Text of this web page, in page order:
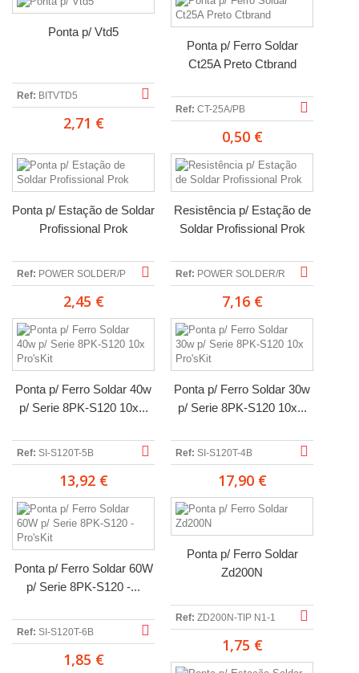
Ponta p/ Vtd5
Ref: BITVTD5
2,71 €
Ponta p/ Ferro Soldar
Ct25A Preto Ctbrand
Ref: CT-25A/PB
0,50 €
Ponta p/ Estação de Soldar
Profissional Prok
Ref: POWER SOLDER/P
2,45 €
Resistência p/ Estação de
Soldar Profissional Prok
Ref: POWER SOLDER/R
7,16 €
Ponta p/ Ferro Soldar 40w
p/ Serie 8PK-S120 10x...
Ref: SI-S120T-5B
13,92 €
Ponta p/ Ferro Soldar 30w
p/ Serie 8PK-S120 10x...
Ref: SI-S120T-4B
17,90 €
Ponta p/ Ferro Soldar 60W
p/ Serie 8PK-S120 -...
Ref: SI-S120T-6B
1,85 €
Ponta p/ Ferro Soldar
Zd200N
Ref: ZD200N-TIP N1-1
1,75 €